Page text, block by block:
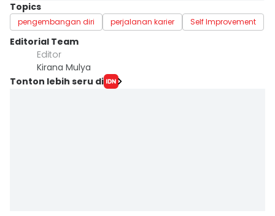
Topics
pengembangan diri perjalanan karier Self Improvement
Editorial Team
Editor
Kirana Mulya
Tonton lebih seru di